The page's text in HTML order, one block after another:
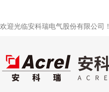
欢迎光临安科瑞电气股份有限公司！